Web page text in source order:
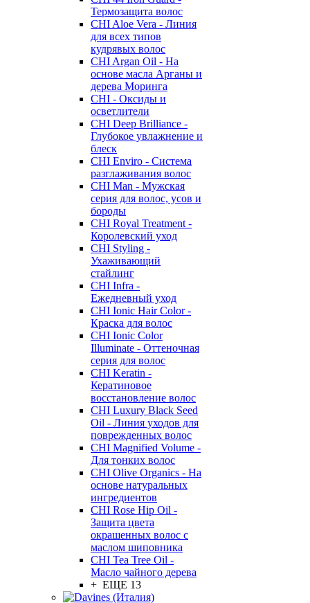
Термозащита волос
CHI Aloe Vera - Линия
для всех типов
кудрявых волос
CHI Argan Oil - На
основе масла Арганы и
дерева Моринга
CHI - Оксиды и
осветлители
CHI Deep Brilliance -
Глубокое увлажнение и
блеск
CHI Enviro - Система
разглаживания волос
CHI Man - Мужская
серия для волос, усов и
бороды
CHI Royal Treatment -
Королевский уход
CHI Styling -
Ухаживающий
стайлинг
CHI Infra -
Ежедневный уход
CHI Ionic Hair Color -
Краска для волос
CHI Ionic Color
Illuminate - Оттеночная
серия для волос
CHI Keratin -
Кератиновое
восстановление волос
CHI Luxury Black Seed
Oil - Линия уходов для
поврежденных волос
CHI Magnified Volume -
Для тонких волос
CHI Olive Organics - На
основе натуральных
ингредиентов
CHI Rose Hip Oil -
Защита цвета
окрашенных волос с
маслом шиповника
CHI Tea Tree Oil -
Масло чайного дерева
+ ЕЩЕ 13